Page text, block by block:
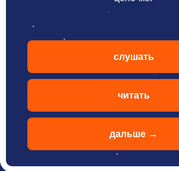
дальше →
читать
слушать